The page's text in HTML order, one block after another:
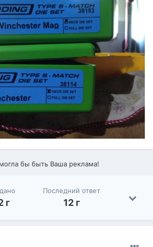
бы быть Ваша реклама!
г
Последний ответ
12 г